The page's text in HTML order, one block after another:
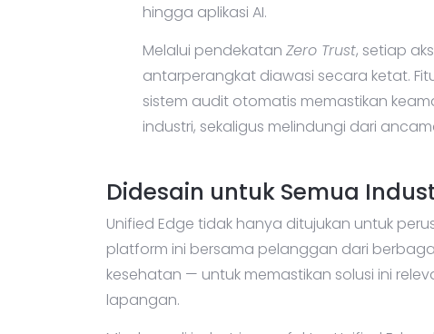
hingga aplikasi AI.
Melalui pendekatan Zero Trust, setiap
antarperangkat diawasi secara ketat.
sistem audit otomatis memastikan
industri, sekaligus melindungi dari
Didesain untuk Semua
Unified Edge tidak hanya ditujukan untuk
platform ini bersama pelanggan dari
kesehatan — untuk memastikan solusi ini
lapangan.